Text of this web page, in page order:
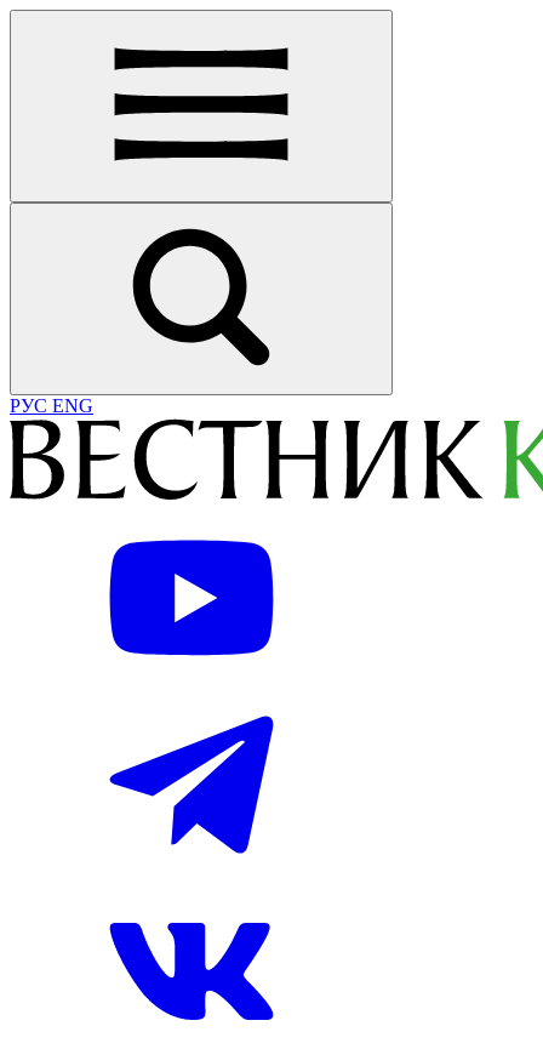
РУС ENG